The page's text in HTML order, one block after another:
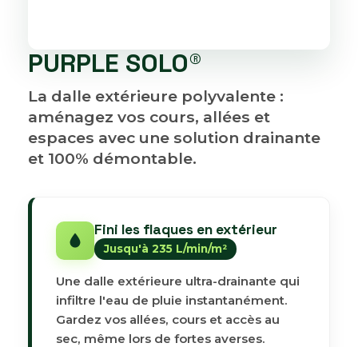
PURPLE SOLO®
La dalle extérieure polyvalente :
aménagez vos cours, allées et
espaces avec une solution drainante
et 100% démontable.
Fini les flaques en extérieur
Jusqu'à 235 L/min/m²
Une dalle extérieure ultra-drainante qui
infiltre l'eau de pluie instantanément.
Gardez vos allées, cours et accès au
sec, même lors de fortes averses.